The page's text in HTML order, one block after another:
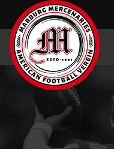
content